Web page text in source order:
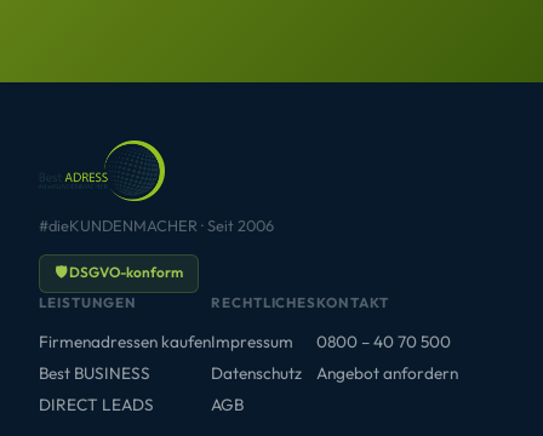
#dieKUNDENMACHER · Seit 2006
🛡 DSGVO-konform
LEISTUNGEN
Firmenadressen kaufen
Best BUSINESS
DIRECT LEADS
RECHTLICHES
Impressum
Datenschutz
AGB
KONTAKT
0800 – 40 70 500
Angebot anfordern